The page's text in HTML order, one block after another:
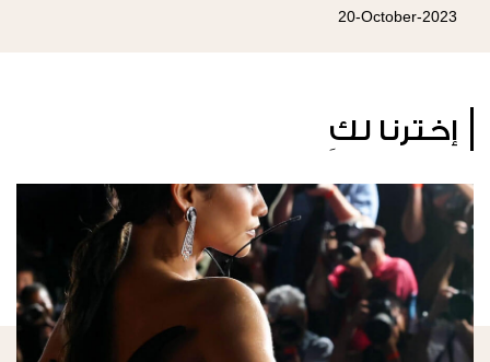
20-October-2023
إخترنا لكِ